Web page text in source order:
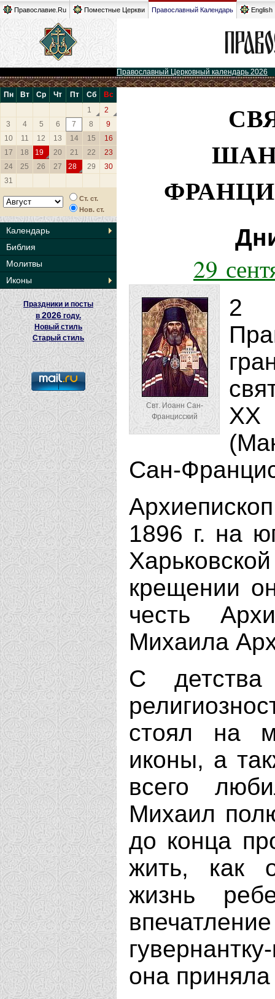
Православие.Ru Поместные Церкви Православный Календарь English
Православный Церковный календарь 2026
Пн Вт Ср Чт Пт Сб
Вс
1
2
3
4 5 6 7 8
9
10
11 12 13 14 15
16
17
18 19 20 21 22
23
24
25 26 27 28 29
30
31
Ст. ст.
Нов. ст.
Календарь
Библия
Молитвы
Иконы
Праздники и посты
в 2026 году.
Новый стиль
Старый стиль
29
Свт. Иоанн Сан-
Францисский
2
XX
Сан-
1896 г. на
крещении
честь
Михаила
С детства
стоял на
иконы, а
всего
Михаил
до конца
жить, как
жизнь
она